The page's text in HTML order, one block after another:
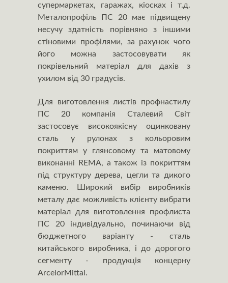
супермаркетах, гаражах, кіосках і т.д.
Металопрофіль ПС 20 має підвищену
несучу здатність порівняно з іншими
стіновими профілями, за рахунок чого
його можна застосовувати як
покрівельний матеріал для дахів з
ухилом від 30 градусів.
Для виготовлення листів профнастилу
ПС 20 компанія Сталевий Світ
застосовує високоякісну оцинковану
сталь у рулонах з кольоровим
покриттям у глянсовому та матовому
виконанні REMA, а також із покриттям
під структуру дерева, цегли та дикого
каменю. Широкий вибір виробників
металу дає можливість клієнту вибрати
матеріал для виготовлення профлиста
ПС 20 індивідуально, починаючи від
бюджетного варіанту - сталь
китайського виробника, і до дорогого
сегменту - продукція концерну
ArcelorMittal.